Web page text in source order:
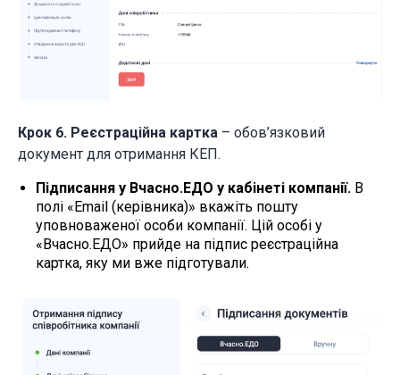
Крок 6. Реєстраційна картка – обов’язковий
документ для отримання КЕП.
Підписання у Вчасно.ЕДО у кабінеті компанії. В
полі «Email (керівника)» вкажіть пошту
уповноваженої особи компанії. Цій особі у
«Вчасно.ЕДО» прийде на підпис реєстраційна
картка, яку ми вже підготували.